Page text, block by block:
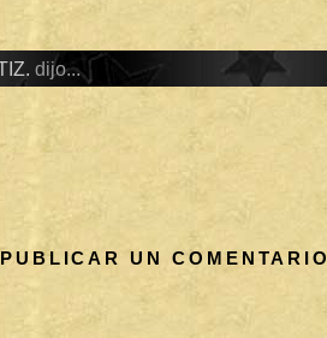
dijo...
PUBLICAR UN COMENTARIO